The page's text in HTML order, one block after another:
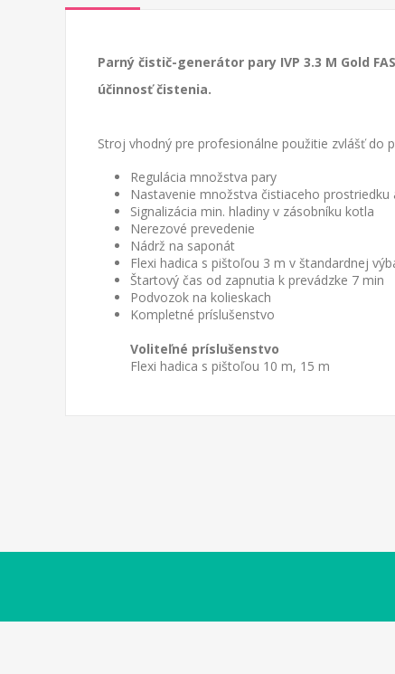
Parný čistič-generátor pary IVP 3.3 M Gold
účinnosť čistenia.
Stroj vhodný pre profesionálne použitie zvlášť do
Regulácia množstva pary
Nastavenie množstva čistiaceho prostriedku
Signalizácia min. hladiny v zásobníku kotla
Nerezové prevedenie
Nádrž na saponát
Flexi hadica s pištoľou 3 m v štandardnej
Štartový čas od zapnutia k prevádzke 7 min
Podvozok na kolieskach
Kompletné príslušenstvo
Voliteľné príslušenstvo
Flexi hadica s pištoľou 10 m, 15 m